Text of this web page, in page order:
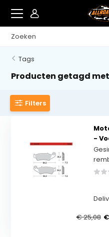
Tags
Producten getagd met
Filters
-
€ 25,08